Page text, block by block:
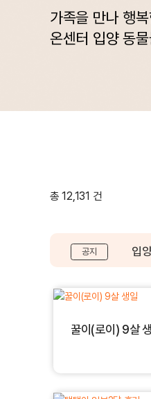
가족을 만나 행
온센터 입양 동
총 12,131 건
공지 입
꿀이(로이) 9살